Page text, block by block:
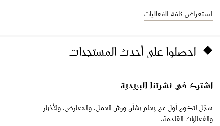
استعراض كافة الفعاليات
احصلوا على أحدث المستجدات
اشترك في نشرتنا البريدية
سجّل لتكون أول من يعلم بشأن ورش العمل، والمعارض، والأخبار
والفعاليات القادمة.